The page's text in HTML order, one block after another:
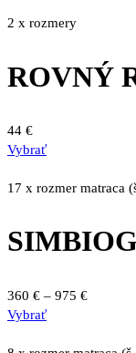
2 x rozmery
ROVNÝ
44 €
VybraťTento
má
Možnosti
vybrať
na
17 x rozmer matraca
360 € – 975 €Price
VybraťTento